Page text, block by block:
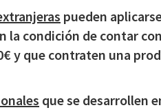
pueden
la condición de contar
y que contraten una
que se desarrollen